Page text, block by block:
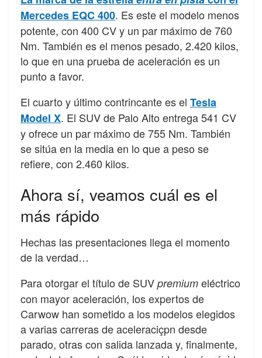
Mercedes EQC 400. Es este el modelo menos
potente, con 400 CV y un par máximo de 760
Nm. También es el menos pesado, 2.420 kilos,
lo que en una prueba de aceleración es un
punto a favor.
El cuarto y último contrincante es el Tesla
Model X. El SUV de Palo Alto entrega 541 CV
y ofrece un par máximo de 755 Nm. También
se sitúa en la media en lo que a peso se
refiere, con 2.460 kilos.
Ahora sí, veamos cuál es el
más rápido
Hechas las presentaciones llega el momento
de la verdad…
Para otorgar el título de SUV premium eléctrico
con mayor aceleración, los expertos de
Carwow han sometido a los modelos elegidos
a varias carreras de aceleraciçpn desde
parado, otras con salida lanzada y, finalmente,